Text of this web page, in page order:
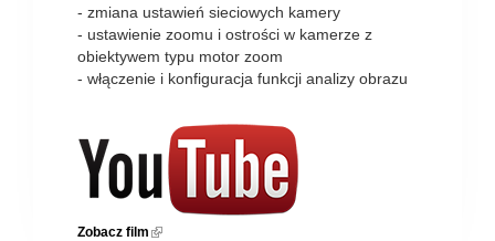
- zmiana ustawień sieciowych kamery
- ustawienie zoomu i ostrości w kamerze z
obiektywem typu motor zoom
- włączenie i konfiguracja funkcji analizy obrazu
Zobacz film (link is external)